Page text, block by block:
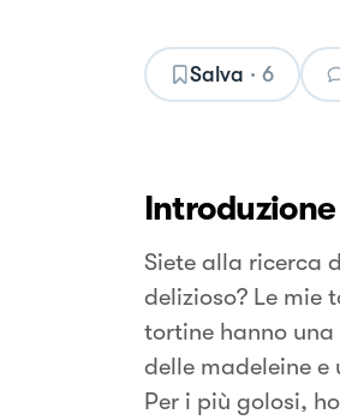
Salva · 6
Introduzione
Siete alla ricerca
delizioso? Le mie
tortine hanno
delle madeleine
Per i più golosi,